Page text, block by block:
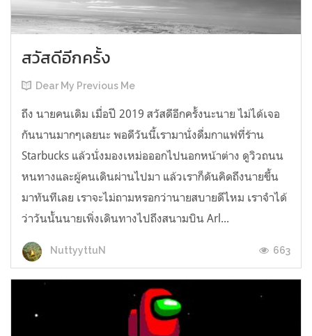
สวัสดีอีกครั้ง
Dear My Previous Me
ถึง นายคนเดิม เมื่อปี 2019 สวัสดีอีกครั้งนะนาย ไม่ได้เจอ
กันนานมากๆเลยนะ พอดีวันนี้เรามานั่งดื่มกาแฟที่ร้าน
Starbucks แล้วนั่งมองเหม่อออกไปนอกหน้าต่าง ดูวิวถนน
หนทางและผู้คนเดินผ่านไปมา แล้วเราก็ดันคิดถึงนายขึ้น
มาทันทีเลย เราจะไม่ถามหรอกว่านายสบายดีไหม เราจำได้
ว่าวันนั้นนายเพิ่งเดินทางไปถึงสนามบิน Arl...
NuttyyttuN 663